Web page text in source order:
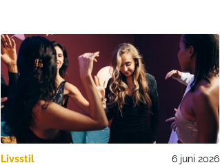
Livsstil 6 juni 2026